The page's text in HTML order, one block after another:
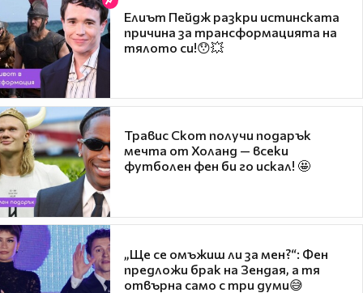
Елиът Пейдж разкри истинската
причина за трансформацията на
тялото си!😯💥
Травис Скот получи подарък
мечта от Холанд — всеки
футболен фен би го искал! 🤩
„Ще се омъжиш ли за мен?“: Фен
предложи брак на Зендая, а тя
отвърна само с три думи😅